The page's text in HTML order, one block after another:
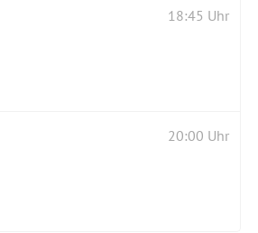
18:45 Uhr
20:00 Uhr